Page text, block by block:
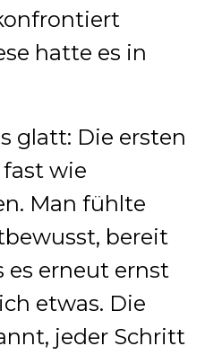
hatte es in
glatt: Die ersten
wie
Man fühlte
bereit
es erneut ernst
etwas. Die
jeder Schritt